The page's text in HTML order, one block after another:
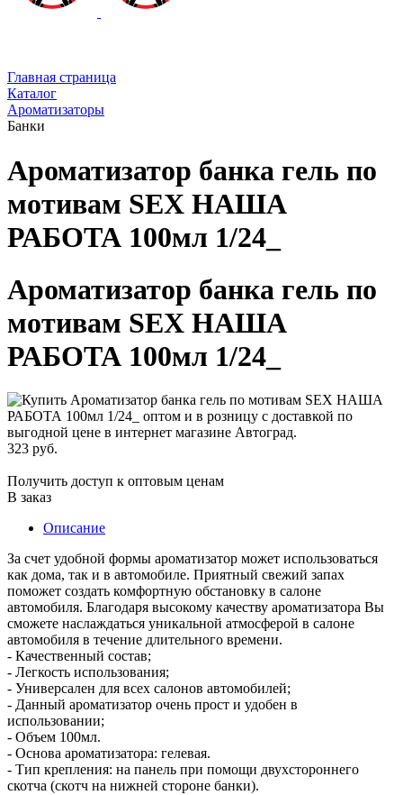
Главная страница
Каталог
Ароматизаторы
Банки
Ароматизатор банка гель по
мотивам SEX НАША
РАБОТА 100мл 1/24_
Ароматизатор банка гель по
мотивам SEX НАША
РАБОТА 100мл 1/24_
323 руб.
Получить доступ к оптовым ценам
В заказ
Описание
За счет удобной формы ароматизатор может использоваться
как дома, так и в автомобиле. Приятный свежий запах
поможет создать комфортную обстановку в салоне
автомобиля. Благодаря высокому качеству ароматизатора Вы
сможете наслаждаться уникальной атмосферой в салоне
автомобиля в течение длительного времени.
- Качественный состав;
- Легкость использования;
- Универсален для всех салонов автомобилей;
- Данный ароматизатор очень прост и удобен в
использовании;
- Объем 100мл.
- Основа ароматизатора: гелевая.
- Тип крепления: на панель при помощи двухстороннего
скотча (скотч на нижней стороне банки).